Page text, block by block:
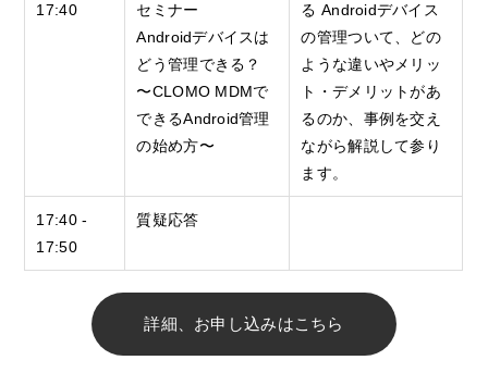
17:40
セミナー
Androidデバイスは
どう管理できる？
〜CLOMO MDMで
できるAndroid管理
の始め方〜
る Androidデバイス
の管理ついて、どの
ような違いやメリッ
ト・デメリットがあ
るのか、事例を交え
ながら解説して参り
ます。
17:40 -
17:50
質疑応答
詳細、お申し込みはこちら